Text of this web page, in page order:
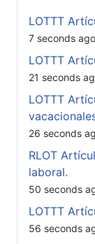
LOTTT
7 seconds ago
LOTTT
21 seconds
LOTTT
26 seconds
RLOT
laboral.
50 seconds
LOTTT
56 seconds